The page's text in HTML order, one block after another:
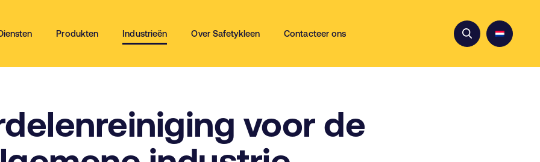
Produkten Industrieën Over Safetykleen Contacteer ons
voor de